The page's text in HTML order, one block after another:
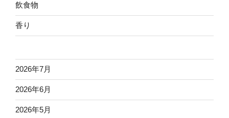
飲食物
香り
2026年7月
2026年6月
2026年5月